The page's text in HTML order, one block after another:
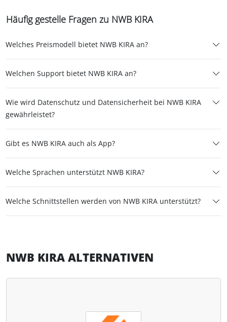
Häufig gestelle Fragen zu NWB KIRA
Welches Preismodell bietet NWB KIRA an?
Welchen Support bietet NWB KIRA an?
Wie wird Datenschutz und Datensicherheit bei NWB KIRA
gewährleistet?
Gibt es NWB KIRA auch als App?
Welche Sprachen unterstützt NWB KIRA?
Welche Schnittstellen werden von NWB KIRA unterstützt?
NWB KIRA ALTERNATIVEN